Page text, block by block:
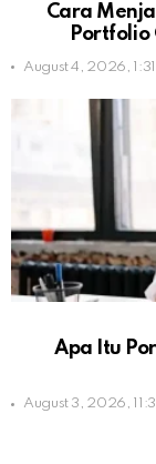
Cara
Portfolio
August 4, 2026,
Apa Itu
August 3, 2026,